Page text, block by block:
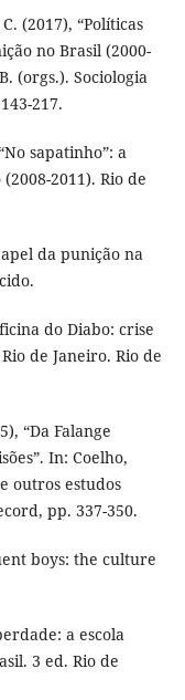
(2017), “Políticas
no Brasil (2000-
(orgs.). Sociologia
217.
sapatinho”: a
2011). Rio de
da punição na
do Diabo: crise
de Janeiro. Rio de
“Da Falange
In: Coelho,
outros estudos
pp. 337-350.
boys: the culture
a escola
3 ed. Rio de